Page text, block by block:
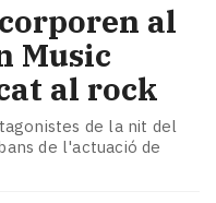
al
Music
al rock
de la nit del
de l'actuació de